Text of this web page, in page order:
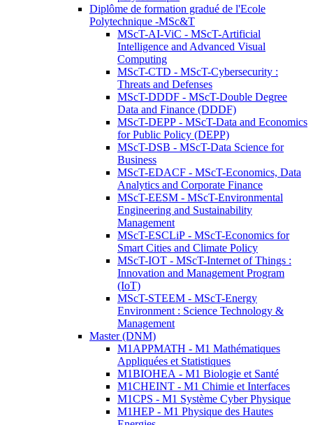
Diplôme de formation gradué de l'Ecole
Polytechnique -MSc&T
MScT-AI-ViC - MScT-Artificial
Intelligence and Advanced Visual
Computing
MScT-CTD - MScT-Cybersecurity :
Threats and Defenses
MScT-DDDF - MScT-Double Degree
Data and Finance (DDDF)
MScT-DEPP - MScT-Data and Economics
for Public Policy (DEPP)
MScT-DSB - MScT-Data Science for
Business
MScT-EDACF - MScT-Economics, Data
Analytics and Corporate Finance
MScT-EESM - MScT-Environmental
Engineering and Sustainability
Management
MScT-ESCLiP - MScT-Economics for
Smart Cities and Climate Policy
MScT-IOT - MScT-Internet of Things :
Innovation and Management Program
(IoT)
MScT-STEEM - MScT-Energy
Environment : Science Technology &
Management
Master (DNM)
M1APPMATH - M1 Mathématiques
Appliquées et Statistiques
M1BIOHEA - M1 Biologie et Santé
M1CHEINT - M1 Chimie et Interfaces
M1CPS - M1 Système Cyber Physique
M1HEP - M1 Physique des Hautes